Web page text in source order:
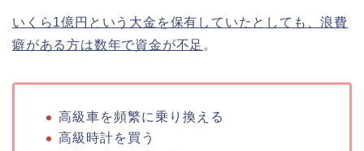
いくら1億円という大金を保有していたとしても、浪費
癖がある方は数年で資金が不足 。
高級車を頻繁に乗り換える
高級時計を買う